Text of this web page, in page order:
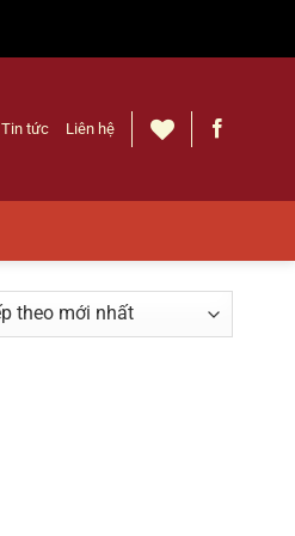
Tin tức Liên hệ